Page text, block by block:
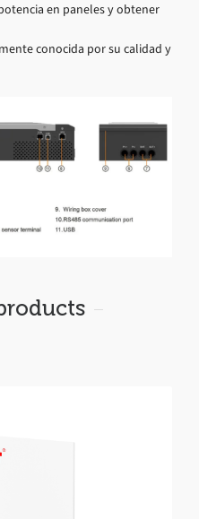
en paneles y obtener
conocida por su calidad y